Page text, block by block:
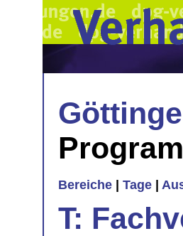
Bereiche Tage
T: